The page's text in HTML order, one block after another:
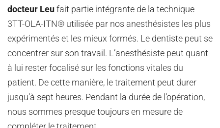
docteur Leu fait partie intégrante de la technique
3TT-OLA-ITN® utilisée par nos anesthésistes les plus
expérimentés et les mieux formés. Le dentiste peut se
concentrer sur son travail. L’anesthésiste peut quant
à lui rester focalisé sur les fonctions vitales du
patient. De cette manière, le traitement peut durer
jusqu’à sept heures. Pendant la durée de l’opération,
nous sommes presque toujours en mesure de